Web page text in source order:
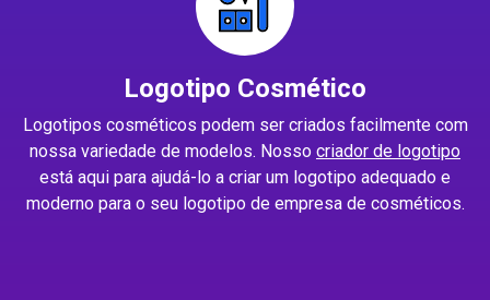
Logotipo Cosmético
Logotipos cosméticos podem ser criados facilmente com
nossa variedade de modelos. Nosso criador de logotipo
está aqui para ajudá-lo a criar um logotipo adequado e
moderno para o seu logotipo de empresa de cosméticos.